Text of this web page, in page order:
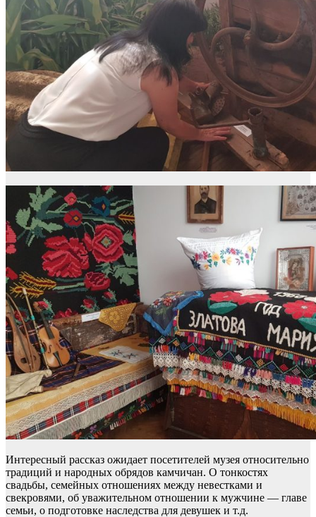
Интересный рассказ ожидает посетителей музея относительно
традиций и народных обрядов камчичан. О тонкостях
свадьбы, семейных отношениях между невестками и
свекровями, об уважительном отношении к мужчине — главе
семьи, о подготовке наследства для девушек и т.д.